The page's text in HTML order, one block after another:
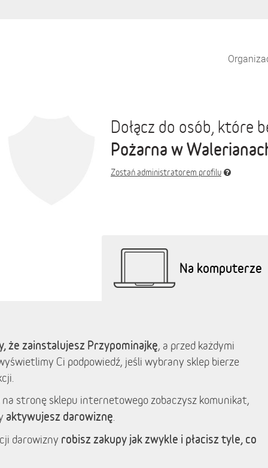
Dołącz do osób, które
Pożarna w
Zostań administratorem profilu
Na komputerze
że zainstalujesz Przypominajkę, a przed każdymi
Ci podpowiedź, jeśli wybrany sklep bierze
na stronę sklepu internetowego zobaczysz komunikat,
aktywujesz darowiznę
darowizny robisz zakupy jak zwykle i płacisz tyle, co